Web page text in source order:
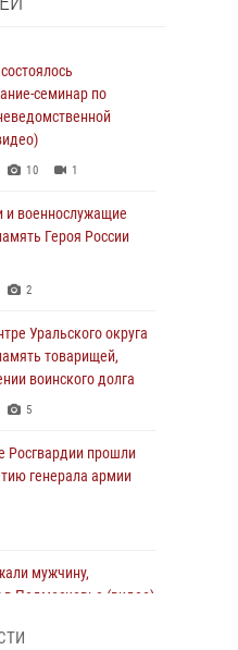
семинар по
10 1
и военнослужащие
Героя России
2
Уральского округа
товарищей,
воинского долга
5
Росгвардии прошли
генерала армии
мужчину,
в Подмосковье (видео)